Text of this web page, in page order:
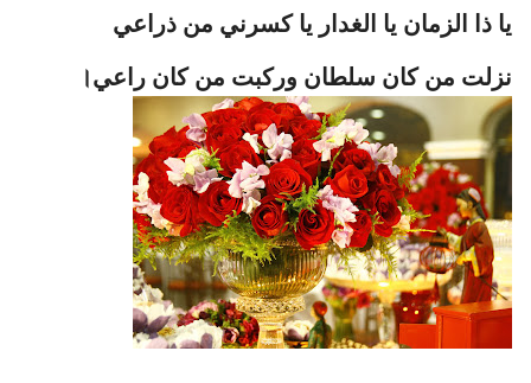
يا ذا الزمان يا الغدار يا كسرني من ذراعي
نزلت من كان سلطان وركبت من كان راعي।